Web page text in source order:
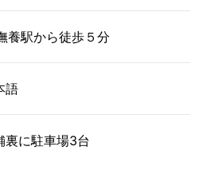
養駅から徒歩５分
語
裏に駐車場3台